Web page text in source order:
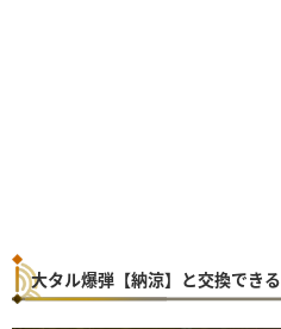
大タル爆弾【納涼】と交換できる